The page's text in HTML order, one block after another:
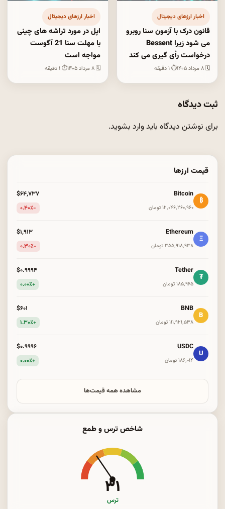
اخبار ارزهای دیجیتال
قانون درک با آزمون سنا روبرو
می شود زیرا Bessent
درخواست رأی گیری می کند
🗓 ۸ مرداد ۱۴۰۵ ⏱ ۱ دقیقه
اخبار ارزهای دیجیتال
اپل در مورد تراشه های چینی
با مهلت سنا 21 آگوست
مواجه است
🗓 ۸ مرداد ۱۴۰۵ ⏱ ۱ دقیقه
ثبت دیدگاه
برای نوشتن دیدگاه بایدوارد بشوید.
قیمت ارزها
₿
Bitcoin
۱۲٬۰۴۶٬۲۶۰٬۹۶۰ تومان
$۶۴٬۷۳۷
-۰.۴۰٪
Ξ
Ethereum
۳۵۵٬۹۱۸٬۹۳۸ تومان
$۱٬۹۱۳
-۰.۳۰٪
₮
Tether
۱۸۵٬۹۶۵ تومان
$۰.۹۹۹۴
+۰.۰۰٪
B
BNB
۱۱۱٬۹۲۱٬۵۳۸ تومان
$۶۰۱
+۱.۳۰٪
U
USDC
۱۸۶٬۰۱۴ تومان
$۰.۹۹۹۶
+۰.۰۰٪
مشاهده همه قیمت‌ها
شاخص ترس و طمع
۳۱
ترس